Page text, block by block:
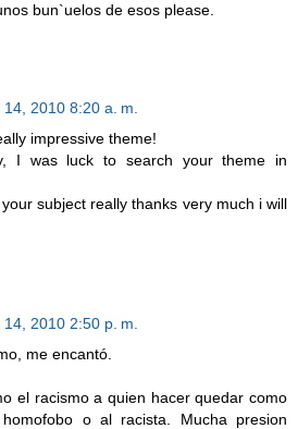
bun`uelos de esos please.
2010 8:20 a. m.
impressive theme!
I was luck to search your theme in
subject really thanks very much i will
2010 2:50 p. m.
me encantó.
el racismo a quien hacer quedar como
o al racista. Mucha presion